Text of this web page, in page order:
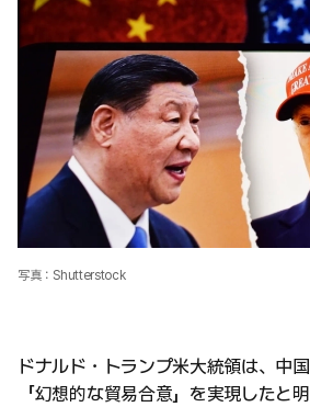
写真：Shutterstock
ドナルド・トランプ米大統領は、中
「幻想的な貿易合意」を実現したと